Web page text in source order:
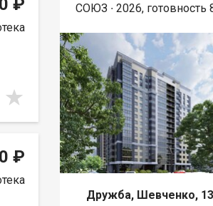
₽
₽
СОЮЗ ∙ 2026, готовность
Дружба, Шевченко,